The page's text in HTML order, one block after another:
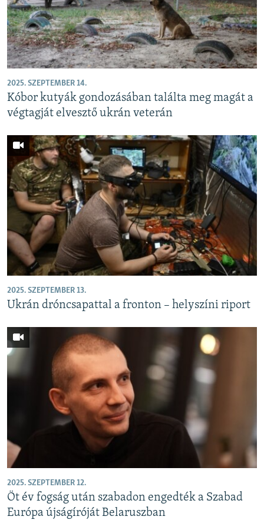
EURÓPAI UNIÓ
VILÁG
KLÍMAVÁLTOZÁS
KÖVESSEN MINKET!
Valamennyi RFE/RL weboldal
2025. SZEPTEMBER 14.
Kóbor kutyák gondozásában találta meg magát a
végtagját elvesztő ukrán veterán
2025. SZEPTEMBER 13.
Ukrán dróncsapattal a fronton – helyszíni riport
2025. SZEPTEMBER 12.
Öt év fogság után szabadon engedték a Szabad
Európa újságíróját Belaruszban